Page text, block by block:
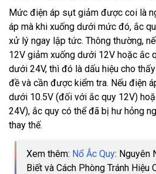
Mức điện áp sụt giảm được coi là
áp mà khi xuống dưới mức đó, ắc
xử lý ngay lập tức. Thông thường,
12V giảm xuống dưới 12V hoặc ắc
dưới 24V, thì đó là dấu hiệu cho
đề và cần được kiểm tra. Nếu điện
dưới 10.5V (đối với ắc quy 12V)
24V), ắc quy có thể đã bị hư hỏng
thay thế.
Xem thêm: Nổ Ắc Quy: Nguyên
Biết và Cách Phòng Tránh Hiệu